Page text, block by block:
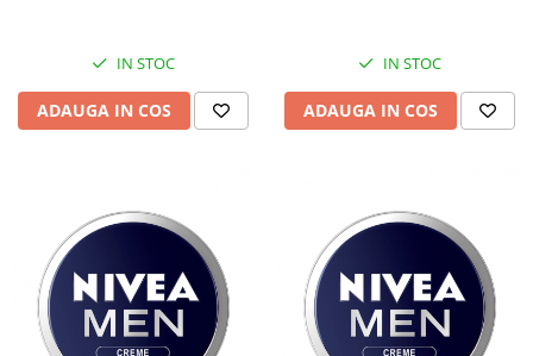
IN STOC
ADAUGA IN COS
IN STOC
ADAUGA IN COS